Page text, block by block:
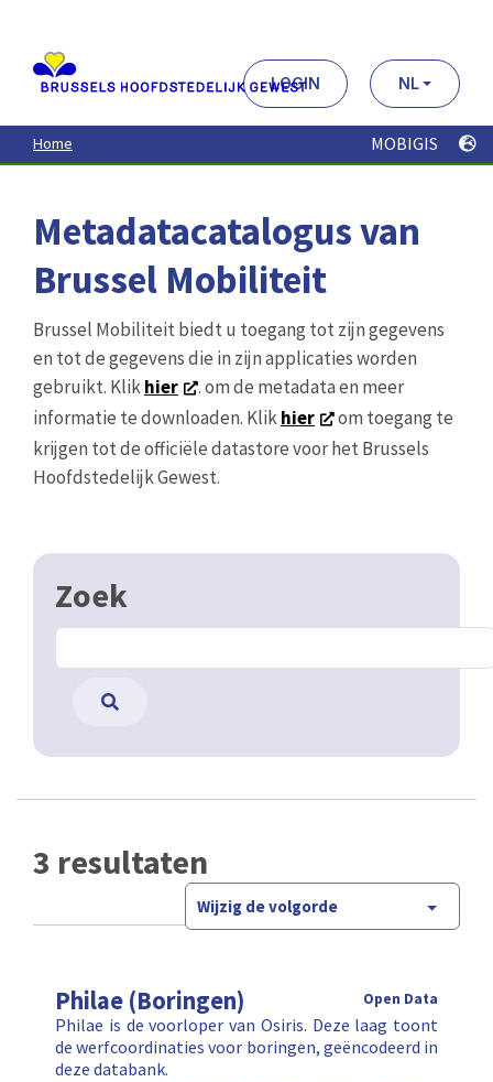
contenu
principal
LOGIN NL
Home MOBIGIS
Metadatacatalogus van
Brussel Mobiliteit
Brussel Mobiliteit biedt u toegang tot zijn gegevens
en tot de gegevens die in zijn applicaties worden
gebruikt. Klikhier
. om de metadata en meer
informatie te downloaden. Klikhier
om toegang te
krijgen tot de officiële datastore voor het Brussels
Hoofdstedelijk Gewest.
Zoek
3 resultaten
Wijzig de volgorde
Philae (Boringen) Open Data
Philae is de voorloper van Osiris. Deze laag toont
de werfcoordinaties voor boringen, geëncodeerd in
deze databank.